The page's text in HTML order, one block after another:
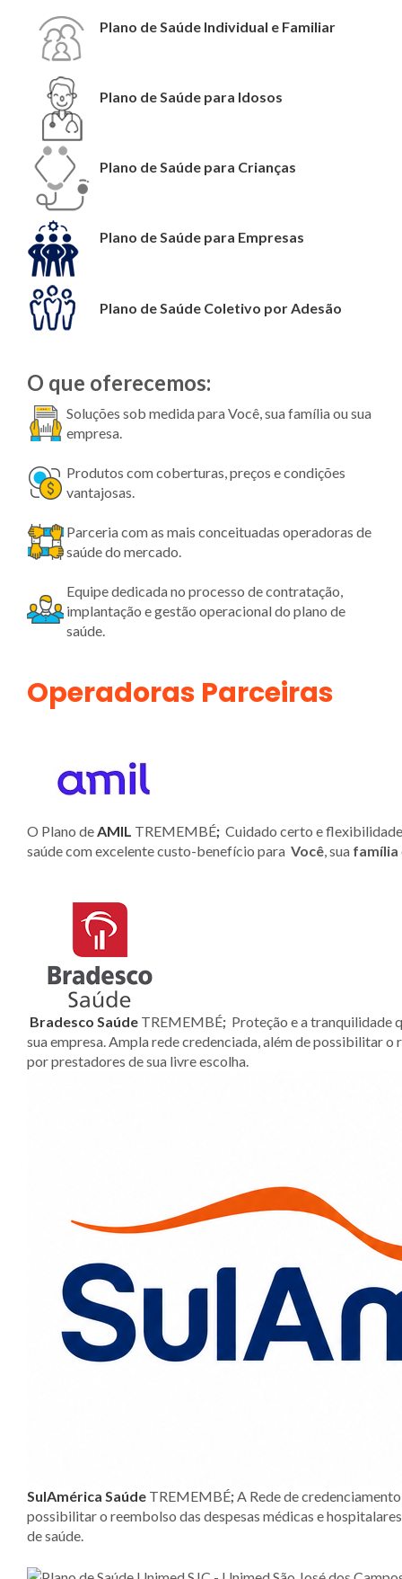
Plano de Saúde Individual e Familiar
Plano de Saúde para Idosos
Plano de Saúde para Crianças
Plano de Saúde para Empresas
Plano de Saúde Coletivo por Adesão
O que oferecemos:
Soluções sob medida para Você, sua família ou sua
empresa.
Produtos com coberturas, preços e condições
vantajosas.
Parceria com as mais conceituadas operadoras de
saúde do mercado.
Equipe dedicada no processo de contratação,
implantação e gestão operacional do plano de
saúde.
Operadoras Parceiras
O Plano deAMIL TREMEMBÉ; Cuidado certo e
saúde com excelente custo-benefício para Você, sua família
Bradesco Saúde TREMEMBÉ; Proteção e a tranquilidade
sua empresa. Ampla rede credenciada, além de possibilitar
por prestadores de sua livre escolha.
SulAmérica Saúde TREMEMBÉ;A Rede de
possibilitar o reembolso das despesas médicas e
de saúde.